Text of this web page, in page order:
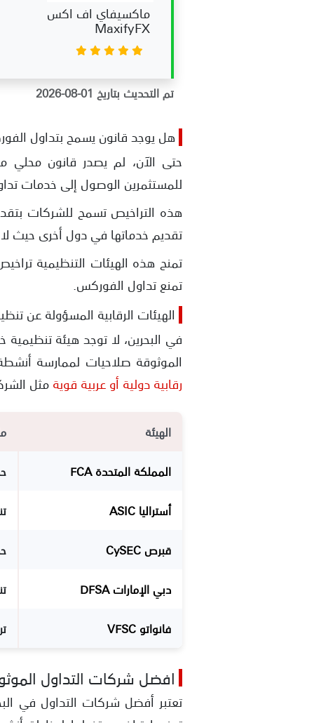
ماكسيفاي اف اكس
MaxifyFX
تم التحديث بتاريخ 01-08-2026
هل يوجد قانون يسمح بتداول
حتى الآن، لم يصدر قانون محلي
للمستثمرين الوصول إلى خدمات
هذه التراخيص تسمح للشركات
تقديم خدماتها في دول أخرى حيث
تمنح هذه الهيئات التنظيمية
تمنع تداول الفوركس.
الهيئات الرقابية المسؤولة عن
في البحرين، لا توجد هيئة
الموثوقة صلاحيات لممارسة
رقابية دولية أو عربية قويةمثل
الهيئة
المملكة المتحدة FCA
أستراليا ASIC
قبرص CySEC
دبي الإمارات DFSA
فانواتو VFSC
افضل شركات التداول
تعتبر أفضل شركات التداول في